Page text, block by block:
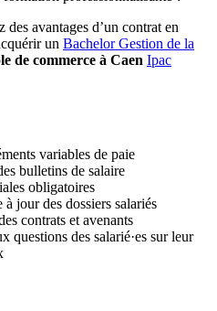
avantages d’un contrat en
un Bachelor Gestion de la
de commerce à Caen Ipac
variables de paie
bulletins de salaire
obligatoires
jour des dossiers salariés
contrats et avenants
questions des salarié·es sur leur